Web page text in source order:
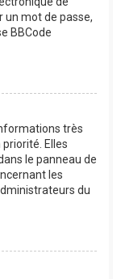
un mot de passe,
BBCode
très
Elles
le panneau de
les
du